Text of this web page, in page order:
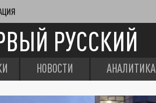
РУССКИЙ
НОВОСТИ АНАЛИТИКА